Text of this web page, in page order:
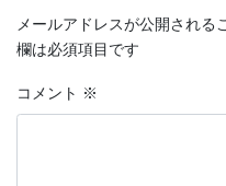
メールアドレスが公開される
欄は必須項目です
コメント ※